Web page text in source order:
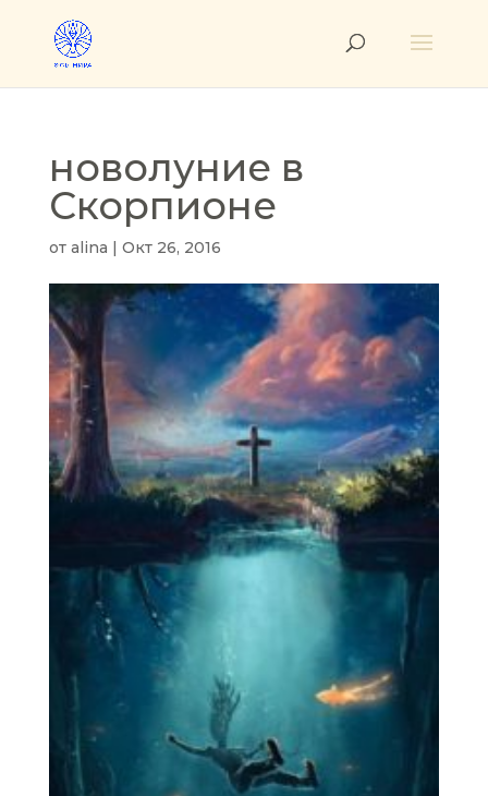
новолуние в
Скорпионе
от alina | Окт 26, 2016